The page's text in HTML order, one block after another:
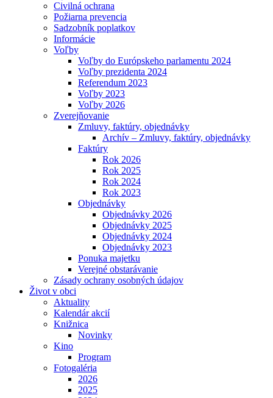
Civilná ochrana
Požiarna prevencia
Sadzobník poplatkov
Informácie
Voľby
Voľby do Európskeho parlamentu 2024
Voľby prezidenta 2024
Referendum 2023
Voľby 2023
Voľby 2026
Zverejňovanie
Zmluvy, faktúry, objednávky
Archív – Zmluvy, faktúry, objednávky
Faktúry
Rok 2026
Rok 2025
Rok 2024
Rok 2023
Objednávky
Objednávky 2026
Objednávky 2025
Objednávky 2024
Objednávky 2023
Ponuka majetku
Verejné obstarávanie
Zásady ochrany osobných údajov
Život v obci
Aktuality
Kalendár akcií
Knižnica
Novinky
Kino
Program
Fotogaléria
2026
2025